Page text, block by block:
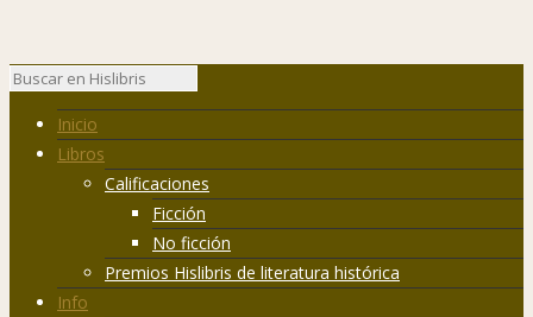
Inicio
Libros
Calificaciones
Ficción
No ficción
Premios Hislibris de literatura histórica
Info